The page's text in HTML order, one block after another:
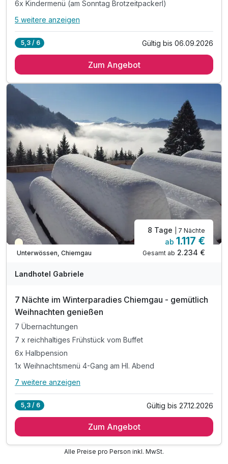
6x Kindermenü (am Sonntag Brotzeitpackerl)
Alle Inklusivleistungen
6 x reichhaltiges Frühstück vom Buffet
6x Kindermenü (am Sonntag Brotzeitpackerl)
1x Freikarte für 1 Erwachsenen in den Märchenpark
inkl. Achental_Card mit vielen Vergünstigungen
Inkl. Wahl auf das Kissen-Menü
Bei Möglichkeit Early-Check in
5 weitere anzeigen
5,3 / 6 Gültig bis 06.09.2026
Zum Angebot
Saisonal verfügbar
Unterwössen, Chiemgau
8 Tage | 7 Nächte
ab 1.117 €
Gesamt ab 2.234 €
Landhotel Gabriele
7 Nächte im Winterparadies Chiemgau - gemütlich
Weihnachten genießen
7 Übernachtungen
7 x reichhaltiges Frühstück vom Buffet
6x Halbpension
1x Weihnachtsmenü 4-Gang am Hl. Abend
Alle Inklusivleistungen
7 x reichhaltiges Frühstück vom Buffet
1x Weihnachtsmenü 4-Gang am Hl. Abend
7 weitere anzeigen
5,3 / 6 Gültig bis 27.12.2026
Zum Angebot
Alle Preise pro Person inkl. MwSt.